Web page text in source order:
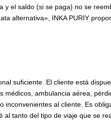
el saldo (si se paga) no se
alternativa», INKA PURIY
suficiente. El cliente está
ambulancia aérea,
al cliente. Es
tanto del tipo de viaje que se